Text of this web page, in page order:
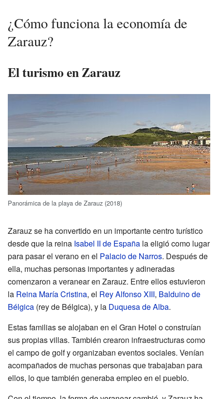
¿Cómo funciona la economía de
Zarauz?
El turismo en Zarauz
Panorámica de la playa de Zarauz (2018)
Zarauz se ha convertido en un importante centro turístico
desde que la reina Isabel II de España la eligió como lugar
para pasar el verano en el Palacio de Narros. Después de
ella, muchas personas importantes y adineradas
comenzaron a veranear en Zarauz. Entre ellos estuvieron
la Reina María Cristina, el Rey Alfonso XIII, Balduino de
Bélgica (rey de Bélgica), y la Duquesa de Alba.
Estas familias se alojaban en el Gran Hotel o construían
sus propias villas. También crearon infraestructuras como
el campo de golf y organizaban eventos sociales. Venían
acompañados de muchas personas que trabajaban para
ellos, lo que también generaba empleo en el pueblo.